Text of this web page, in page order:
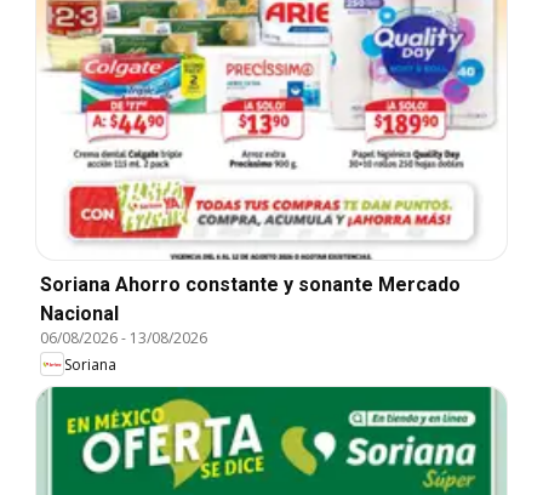
Soriana Ahorro constante y sonante Mercado
Nacional
06/08/2026- 13/08/2026
Soriana